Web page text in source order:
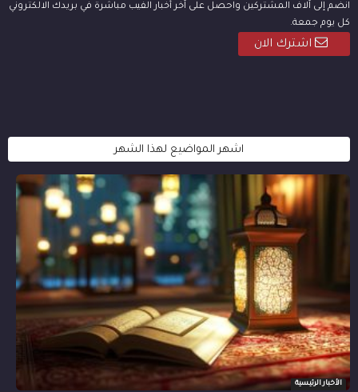
انضم إلى آلاف المشتركين واحصل على آخر أخبار الفيب مباشرة في بريدك الالكتروني
كل يوم جمعة.
اشترك الان
اشهر المواضيع لهذا الشهر
الأخبار الرئيسية